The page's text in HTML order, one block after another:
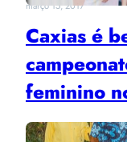
março 15, 2017
Caxias é
feminino